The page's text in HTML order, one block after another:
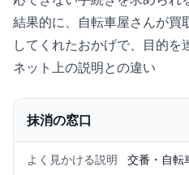
結果的に、自転車屋さんが買
してくれたおかげで、目的を
ネット上の説明との違い
抹消の窓口
よく見かける説明 交番・自転